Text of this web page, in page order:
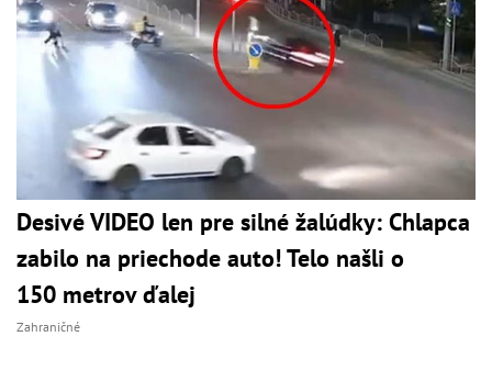
Desivé VIDEO len pre silné žalúdky: Chlapca
zabilo na priechode auto! Telo našli o
150 metrov ďalej
Zahraničné